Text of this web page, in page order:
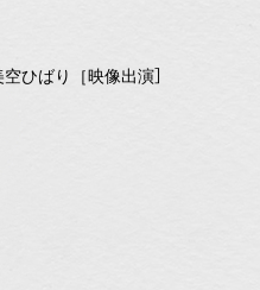
ひばり［映像出演］